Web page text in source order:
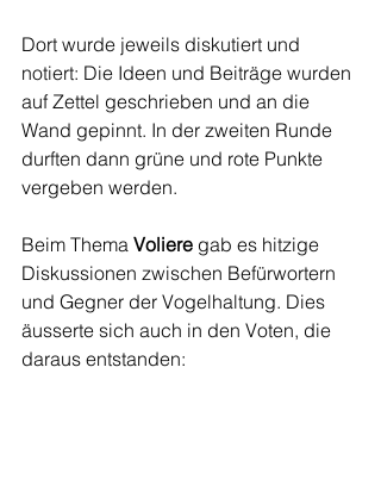
Dort wurde jeweils diskutiert und
notiert: Die Ideen und Beiträge wurden
auf Zettel geschrieben und an die
Wand gepinnt. In der zweiten Runde
durften dann grüne und rote Punkte
vergeben werden.
Beim Thema Voliere gab es hitzige
Diskussionen zwischen Befürwortern
und Gegner der Vogelhaltung. Dies
äusserte sich auch in den Voten, die
daraus entstanden: